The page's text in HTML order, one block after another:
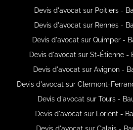
Devis d'avocat sur Poitiers -
Devis d'avocat sur Rennes -
Devis d'avocat sur Quimper -
Devis d'avocat sur St-Étienne -
Devis d'avocat sur Avignon -
Devis d'avocat sur Clermont-
Devis d'avocat sur Tours -
Devis d'avocat sur Lorient -